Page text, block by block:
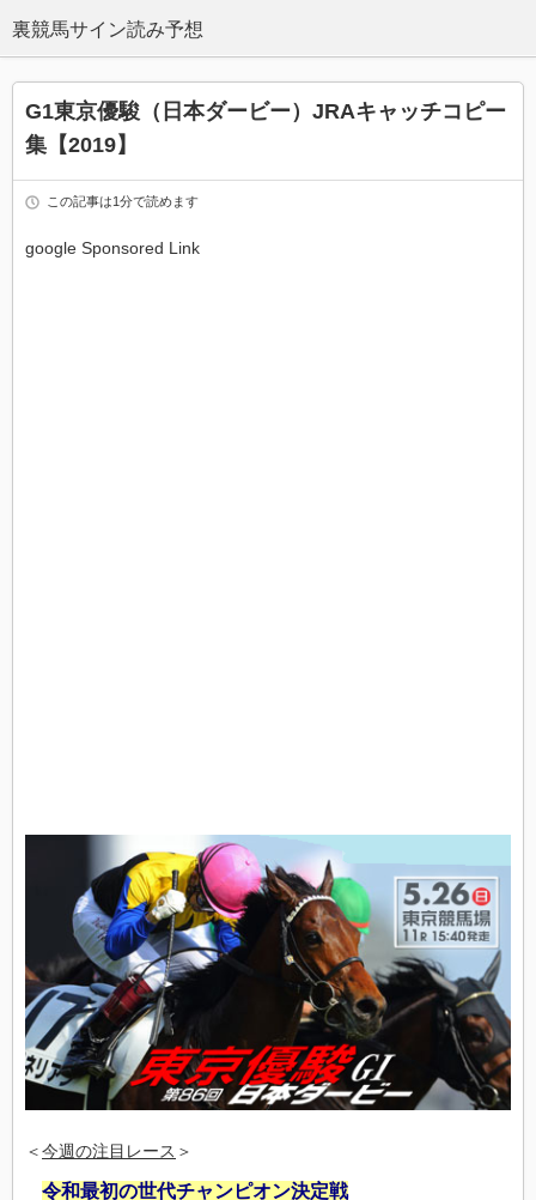
G1東京優駿（日本ダービー）JRAキャッチコピー
集【2019】
この記事は1分で読めます
google Sponsored Link
＜今週の注目レース ＞
令和最初の世代チャンピオン決定戦